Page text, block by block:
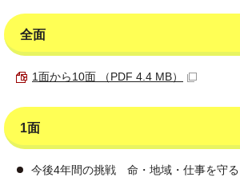
全面
1面から10面 （PDF 4.4 MB）
1面
今後4年間の挑戦 命・地域・仕事を守る